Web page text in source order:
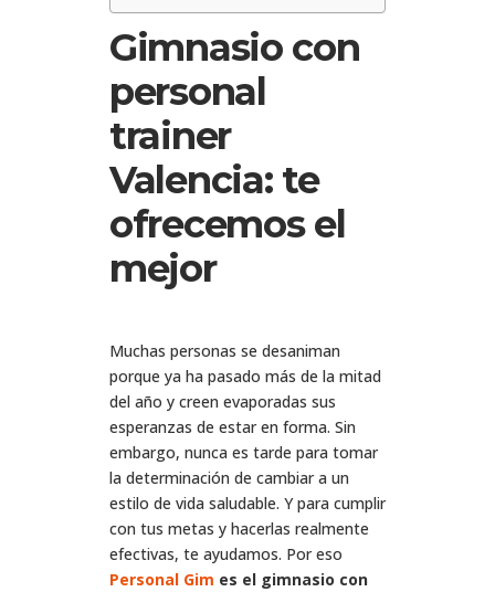
Gimnasio con
personal
trainer
Valencia: te
ofrecemos el
mejor
Muchas personas se desaniman
porque ya ha pasado más de la mitad
del año y creen evaporadas sus
esperanzas de estar en forma. Sin
embargo, nunca es tarde para tomar
la determinación de cambiar a un
estilo de vida saludable. Y para cumplir
con tus metas y hacerlas realmente
efectivas, te ayudamos. Por eso
Personal Gim es el gimnasio con